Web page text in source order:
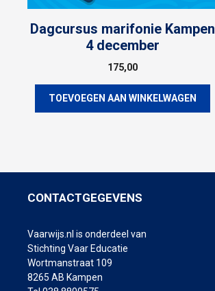
Dagcursus marifonie Kampen
4 december
175,00
TOEVOEGEN AAN WINKELWAGEN
CONTACTGEGEVENS
Vaarwijs.nl is onderdeel van
Stichting Vaar Educatie
Wortmanstraat 109
8265 AB Kampen